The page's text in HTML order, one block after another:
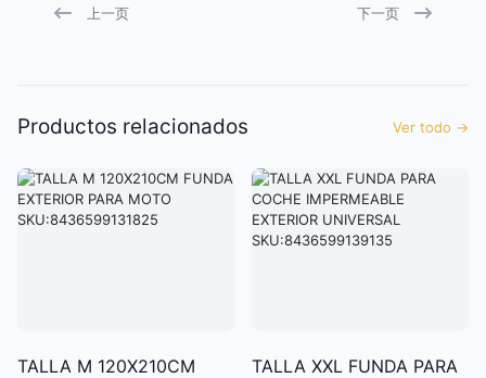
上一页 下一页
Productos relacionados Ver todo →
TALLA M 120X210CM
TALLA XXL FUNDA PARA